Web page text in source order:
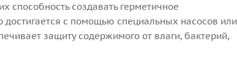
способность создавать герметичное
достигается с помощью специальных насосов или
защиту содержимого от влаги, бактерий,